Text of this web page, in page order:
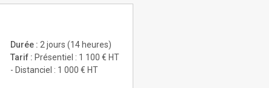
Durée : 2 jours (14 heures)
Tarif : Présentiel : 1 100 € HT
- Distanciel : 1 000 € HT